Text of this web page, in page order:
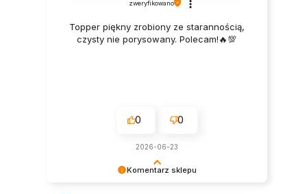
Komentarz sklepu
zweryfikowano
Topper piękny zrobiony ze starannością,
czysty nie porysowany. Polecam!🔥💯
0 0
2026-06-23